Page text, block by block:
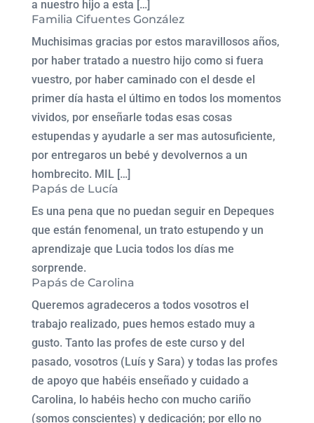
a nuestro hijo a esta […]
Familia Cifuentes González
Muchisimas gracias por estos maravillosos años,
por haber tratado a nuestro hijo como si fuera
vuestro, por haber caminado con el desde el
primer día hasta el último en todos los momentos
vividos, por enseñarle todas esas cosas
estupendas y ayudarle a ser mas autosuficiente,
por entregaros un bebé y devolvernos a un
hombrecito. MIL […]
Papás de Lucía
Es una pena que no puedan seguir en Depeques
que están fenomenal, un trato estupendo y un
aprendizaje que Lucia todos los días me
sorprende.
Papás de Carolina
Queremos agradeceros a todos vosotros el
trabajo realizado, pues hemos estado muy a
gusto. Tanto las profes de este curso y del
pasado, vosotros (Luís y Sara) y todas las profes
de apoyo que habéis enseñado y cuidado a
Carolina, lo habéis hecho con mucho cariño
(somos conscientes) y dedicación; por ello no